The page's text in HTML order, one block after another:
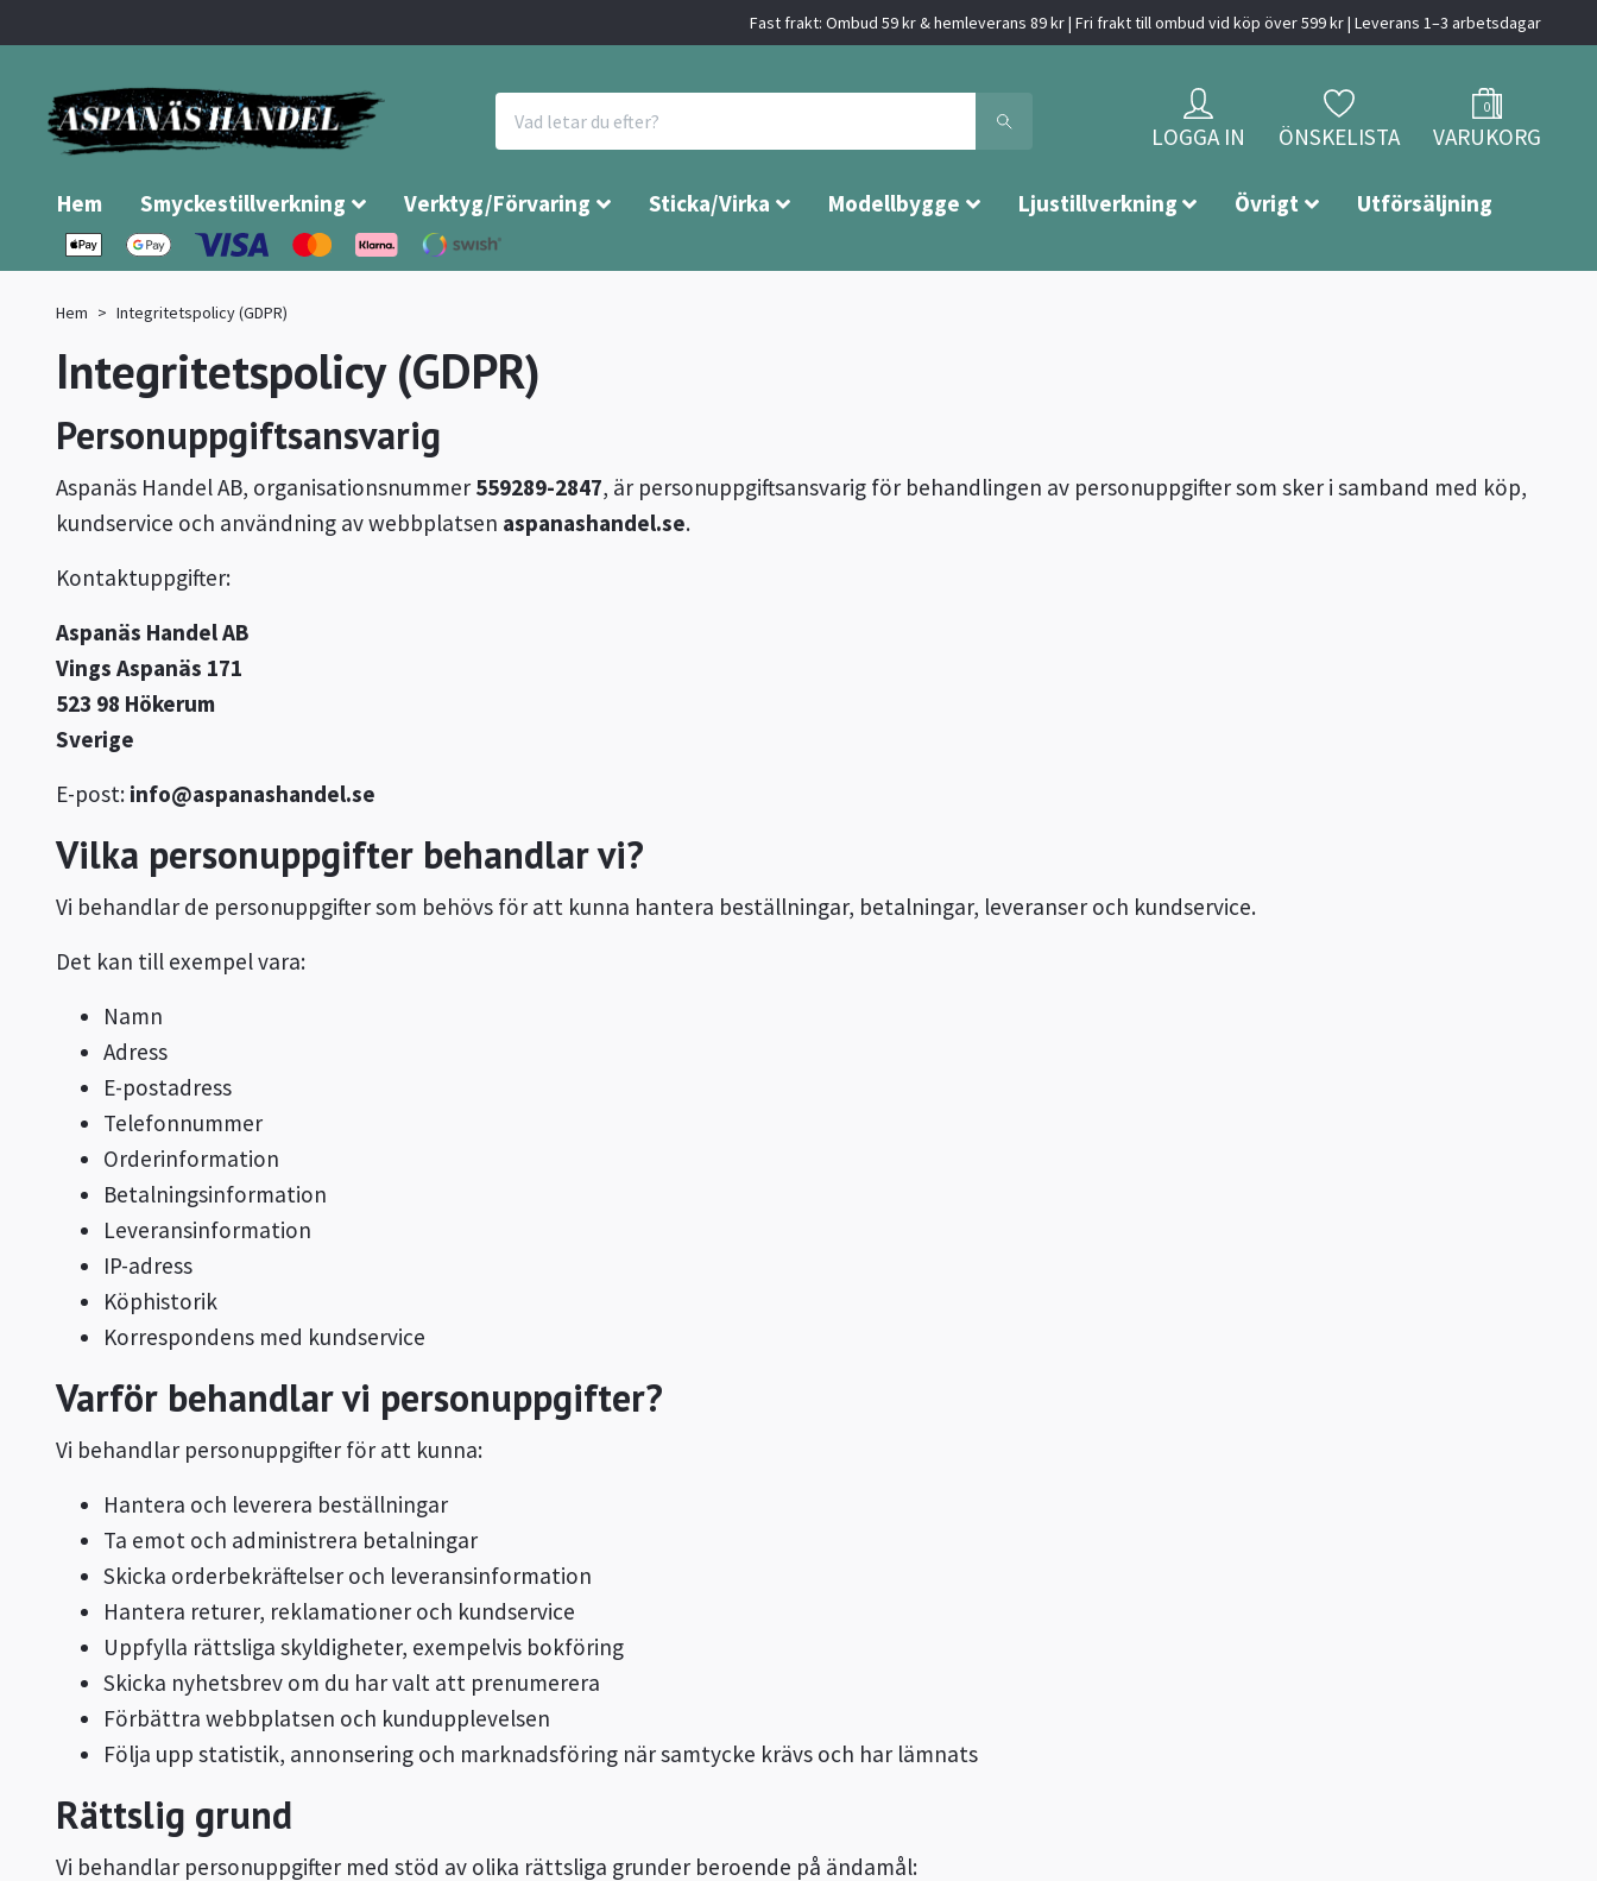
Fast frakt: Ombud 59 kr & hemleverans 89 kr | Fri frakt till ombud vid köp över 599 kr | Leverans 1–3 arbetsdagar
LOGGA IN ÖNSKELISTA
0
VARUKORG
Hem Smyckestillverkning Verktyg/Förvaring Sticka/Virka Modellbygge Ljustillverkning Övrigt Utförsäljning
Hem Integritetspolicy (GDPR)
Integritetspolicy (GDPR)
Personuppgiftsansvarig
Aspanäs Handel AB, organisationsnummer 559289-2847, är personuppgiftsansvarig för behandlingen av personuppgifter som sker i samband med köp,
kundservice och användning av webbplatsen aspanashandel.se.
Kontaktuppgifter:
Aspanäs Handel AB
Vings Aspanäs 171
523 98 Hökerum
Sverige
E-post: info@aspanashandel.se
Vilka personuppgifter behandlar vi?
Vi behandlar de personuppgifter som behövs för att kunna hantera beställningar, betalningar, leveranser och kundservice.
Det kan till exempel vara:
Namn
Adress
E-postadress
Telefonnummer
Orderinformation
Betalningsinformation
Leveransinformation
IP-adress
Köphistorik
Korrespondens med kundservice
Varför behandlar vi personuppgifter?
Vi behandlar personuppgifter för att kunna:
Hantera och leverera beställningar
Ta emot och administrera betalningar
Skicka orderbekräftelser och leveransinformation
Hantera returer, reklamationer och kundservice
Uppfylla rättsliga skyldigheter, exempelvis bokföring
Skicka nyhetsbrev om du har valt att prenumerera
Förbättra webbplatsen och kundupplevelsen
Följa upp statistik, annonsering och marknadsföring när samtycke krävs och har lämnats
Rättslig grund
Vi behandlar personuppgifter med stöd av olika rättsliga grunder beroende på ändamål: